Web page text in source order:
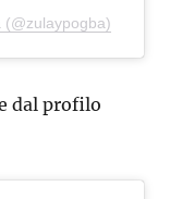
(@zulaypogba)
dal profilo